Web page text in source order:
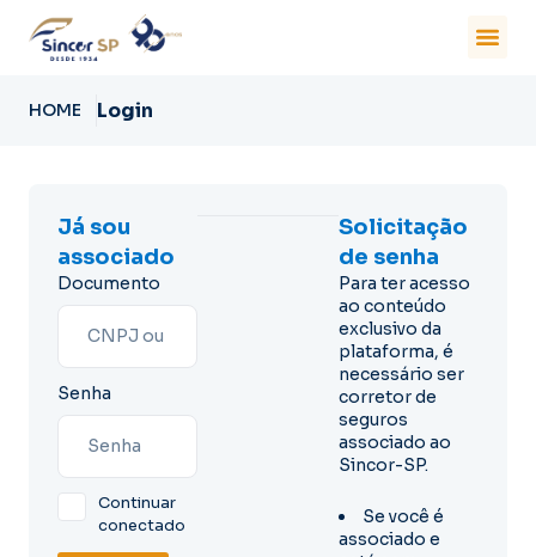
HOME Login
Já sou
associado
Documento
Senha
Continuar
conectado
Solicitação
de senha
Para ter acesso
ao conteúdo
exclusivo da
plataforma, é
necessário ser
corretor de
seguros
associado ao
Sincor-SP.
Se você é
associado e